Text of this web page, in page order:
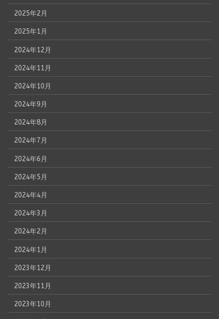
2025年2月
2025年1月
2024年12月
2024年11月
2024年10月
2024年9月
2024年8月
2024年7月
2024年6月
2024年5月
2024年4月
2024年3月
2024年2月
2024年1月
2023年12月
2023年11月
2023年10月